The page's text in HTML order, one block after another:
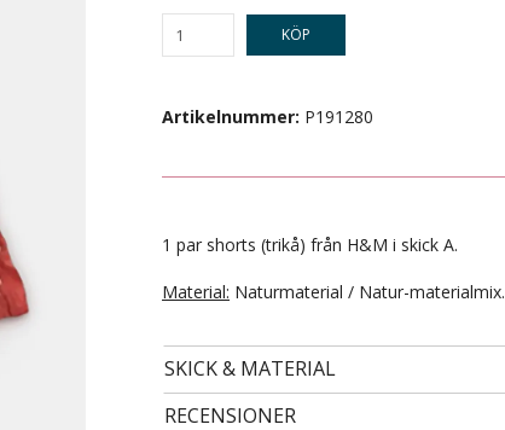
KÖP
Artikelnummer: P191280
1 par shorts (trikå) från H&M i skick A.
Material: Naturmaterial / Natur-materialmix.
SKICK & MATERIAL
RECENSIONER